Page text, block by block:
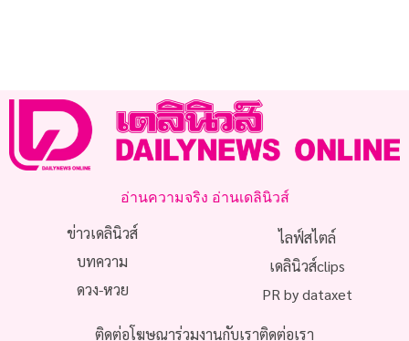
อ่านความจริง อ่านเดลินิวส์
ข่าวเดลินิวส์
บทความ
ดวง-หวย
ไลฟ์สไตล์
เดลินิวส์clips
PR by dataxet
ติดต่อโฆษณาร่วมงานกับเราติดต่อเรา